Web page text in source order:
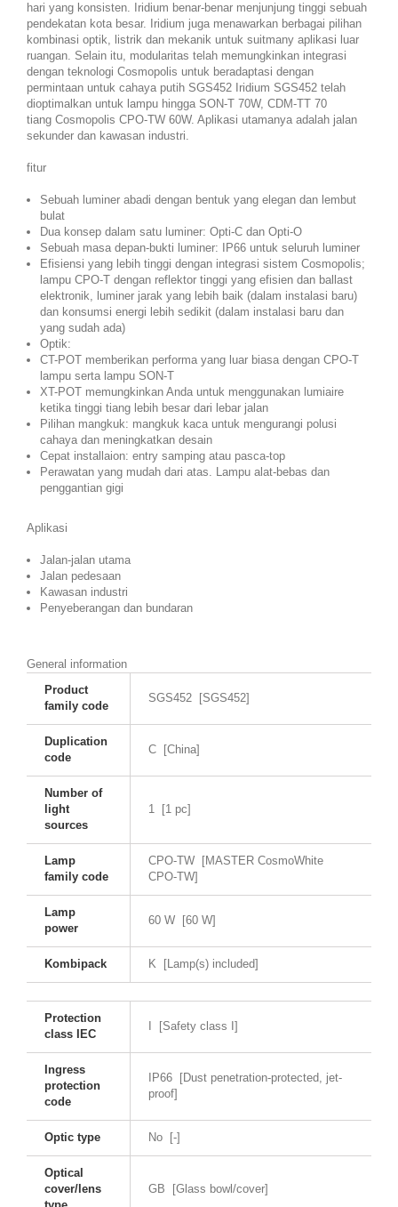
hari yang konsisten. Iridium benar-benar menjunjung tinggi sebuah
pendekatan kota besar. Iridium juga menawarkan berbagai pilihan
kombinasi optik, listrik dan mekanik untuk suitmany aplikasi luar
ruangan. Selain itu, modularitas telah memungkinkan integrasi
dengan teknologi Cosmopolis untuk beradaptasi dengan
permintaan untuk cahaya putih SGS452 Iridium SGS452 telah
dioptimalkan untuk lampu hingga SON-T 70W, CDM-TT 70
tiang Cosmopolis CPO-TW 60W. Aplikasi utamanya adalah jalan
sekunder dan kawasan industri.
fitur
Sebuah luminer abadi dengan bentuk yang elegan dan lembut
bulat
Dua konsep dalam satu luminer: Opti-C dan Opti-O
Sebuah masa depan-bukti luminer: IP66 untuk seluruh luminer
Efisiensi yang lebih tinggi dengan integrasi sistem Cosmopolis;
lampu CPO-T dengan reflektor tinggi yang efisien dan ballast
elektronik, luminer jarak yang lebih baik (dalam instalasi baru)
dan konsumsi energi lebih sedikit (dalam instalasi baru dan
yang sudah ada)
Optik:
CT-POT memberikan performa yang luar biasa dengan CPO-T
lampu serta lampu SON-T
XT-POT memungkinkan Anda untuk menggunakan lumiaire
ketika tinggi tiang lebih besar dari lebar jalan
Pilihan mangkuk: mangkuk kaca untuk mengurangi polusi
cahaya dan meningkatkan desain
Cepat installaion: entry samping atau pasca-top
Perawatan yang mudah dari atas. Lampu alat-bebas dan
penggantian gigi
Aplikasi
Jalan-jalan utama
Jalan pedesaan
Kawasan industri
Penyeberangan dan bundaran
General information
Product
family code
SGS452 [SGS452]
Duplication
code
C [China]
Number of
light
sources
1 [1 pc]
Lamp
family code
CPO-TW [MASTER CosmoWhite
CPO-TW]
Lamp
power
60 W [60 W]
Kombipack K [Lamp(s) included]
Protection
class IEC
I [Safety class I]
Ingress
protection
code
IP66 [Dust penetration-protected, jet-
proof]
Optic type No [-]
Optical
cover/lens
type
GB [Glass bowl/cover]